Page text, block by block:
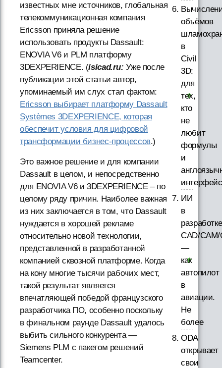
известных мне источников, глобальная
телекоммуникационная компания
Ericsson приняла решение
использовать продукты Dassault:
ENOVIA V6 и PLM платформу
3DEXPERIENCE. (isicad.ru: Уже после
публикации этой статьи автор,
упоминаемый им слух стал фактом:
Ericsson выбирает платформу Dassault
Systèmes 3DEXPERIENCE, которая
обеспечит условия для цифровой
трансформации бизнес-процессов.)
Это важное решение и для компании
Dassault в целом, и непосредственно
для ENOVIA V6 и 3DEXPERIENCE – по
целому ряду причин. Наиболее важная
из них заключается в том, что Dassault
нуждается в хорошей рекламе
относительно новой технологии,
представленной в разработанной
компанией сквозной платформе. Когда
на кону многие тысячи рабочих мест,
такой результат является
впечатляющей победой французского
разработчика ПО, особенно поскольку
в финальном раунде Dassault удалось
выбить сильного конкурента —
Siemens PLM с пакетом решений
Teamcenter.
объёмов
в
Civil
3D:
для
тех,
кто
не
любит
формулы
и
ИИ
в
разработке
CAD/
—
как
автопилот
в
авиации.
Не
более
ODA
открывает
свои